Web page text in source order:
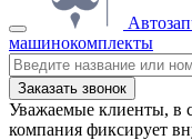
машинокомплекты
Заказать звонок
Уважаемые клиенты, в
компания фиксирует